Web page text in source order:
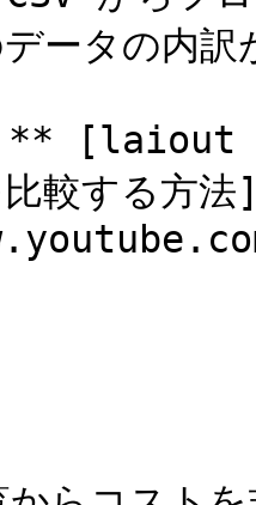
ータの内訳
** [laiout
較する方